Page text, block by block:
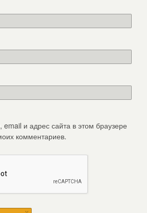
и адрес сайта в этом браузере
комментариев.